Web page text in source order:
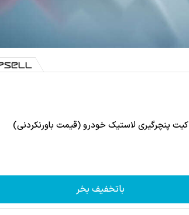
کیت پنچرگیری لاستیک خودرو (قیمت باورنکردنی)
باتخفیف بخر